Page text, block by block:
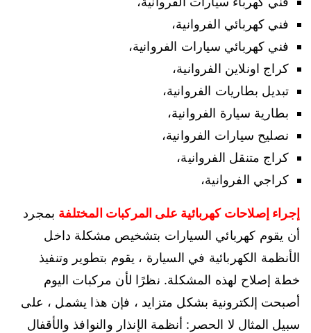
فني كهربائي الفروانية،
فني كهربائي سيارات الفروانية،
كراج اونلاين الفروانية،
تبديل بطاريات الفروانية،
بطارية سيارة الفروانية،
نصليح سيارات الفروانية،
كراج متنقل الفروانية،
كراجي الفروانية،
إجراء إصلاحات كهربائية على المركبات المختلفة بمجرد
أن يقوم كهربائي السيارات بتشخيص مشكلة داخل
الأنظمة الكهربائية في السيارة ، يقوم بتطوير وتنفيذ
خطة إصلاح لهذه المشكلة. نظرًا لأن مركبات اليوم
أصبحت إلكترونية بشكل متزايد ، فإن هذا يشمل ، على
سبيل المثال لا الحصر: أنظمة الإنذار والنوافذ والأقفال